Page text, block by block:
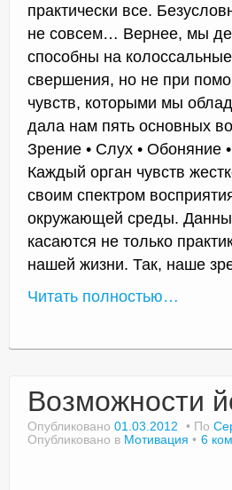
практически все.
не совсем… Вернее, мы
способны на
свершения, но не при
чувств, которыми мы
дала нам пять основных
Зрение • Слух • Обоняние
Каждый орган чувств
своим спектром
окружающей среды.
касаются не только
нашей жизни. Так, наше
Читать полностью…
Возможности
Опубликовано 01.03.2012 По
Опубликовано в Мотивация 6